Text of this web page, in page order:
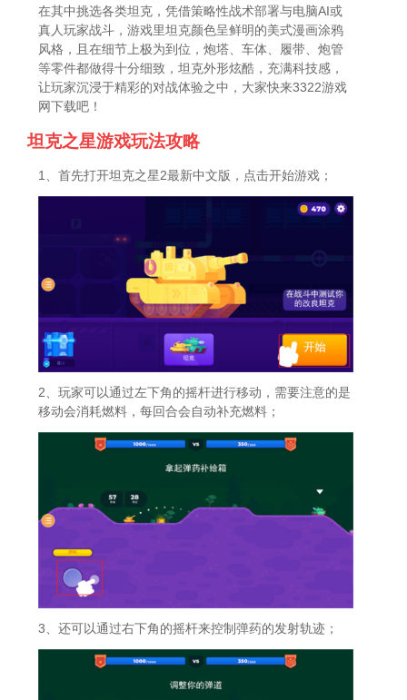
在其中挑选各类坦克，凭借策略性战术部署与电脑AI或
真人玩家战斗，游戏里坦克颜色呈鲜明的美式漫画涂鸦
风格，且在细节上极为到位，炮塔、车体、履带、炮管
等零件都做得十分细致，坦克外形炫酷，充满科技感，
让玩家沉浸于精彩的对战体验之中，大家快来3322游戏
网下载吧！
坦克之星游戏玩法攻略
1、首先打开坦克之星2最新中文版，点击开始游戏；
2、玩家可以通过左下角的摇杆进行移动，需要注意的是
移动会消耗燃料，每回合会自动补充燃料；
3、还可以通过右下角的摇杆来控制弹药的发射轨迹；